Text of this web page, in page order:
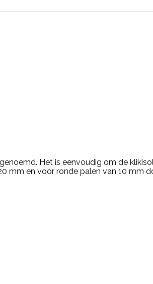
Het is eenvoudig om de
mm en voor ronde palen van 10 mm